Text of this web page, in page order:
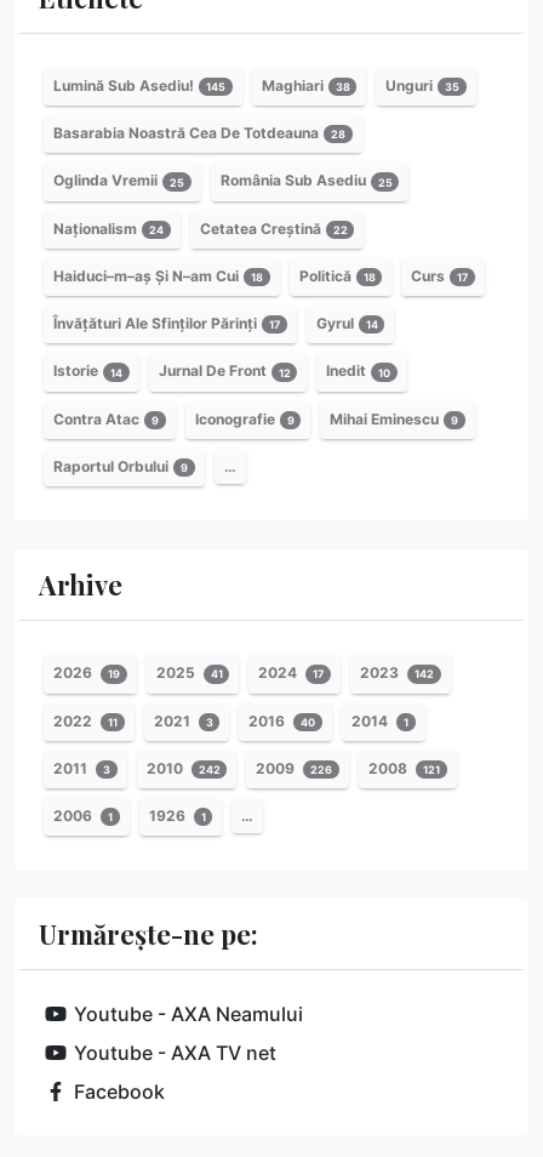
Lumină Sub Asediu! 145 Maghiari 38 Unguri 35
Basarabia Noastră Cea De Totdeauna 28
Oglinda Vremii 25 România Sub Asediu 25
Naționalism 24 Cetatea Creștină 22
Haiduci–m–aș Și N–am Cui 18 Politică 18 Curs 17
Învățături Ale Sfinților Părinți 17 Gyrul 14
Istorie 14 Jurnal De Front 12 Inedit 10
Contra Atac 9 Iconografie 9 Mihai Eminescu 9
Raportul Orbului 9 …
Arhive
2026 19 2025 41 2024 17 2023 142
2022 11 2021 3 2016 40 2014 1
2011 3 2010 242 2009 226 2008 121
2006 1 1926 1 …
Urmărește-ne pe:
Youtube - AXA Neamului
Youtube - AXA TV net
Facebook